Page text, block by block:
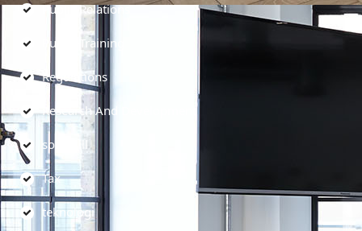
Public Relations
Public Training
Regulations
Research And Development
soft skill
Tax
teknologi